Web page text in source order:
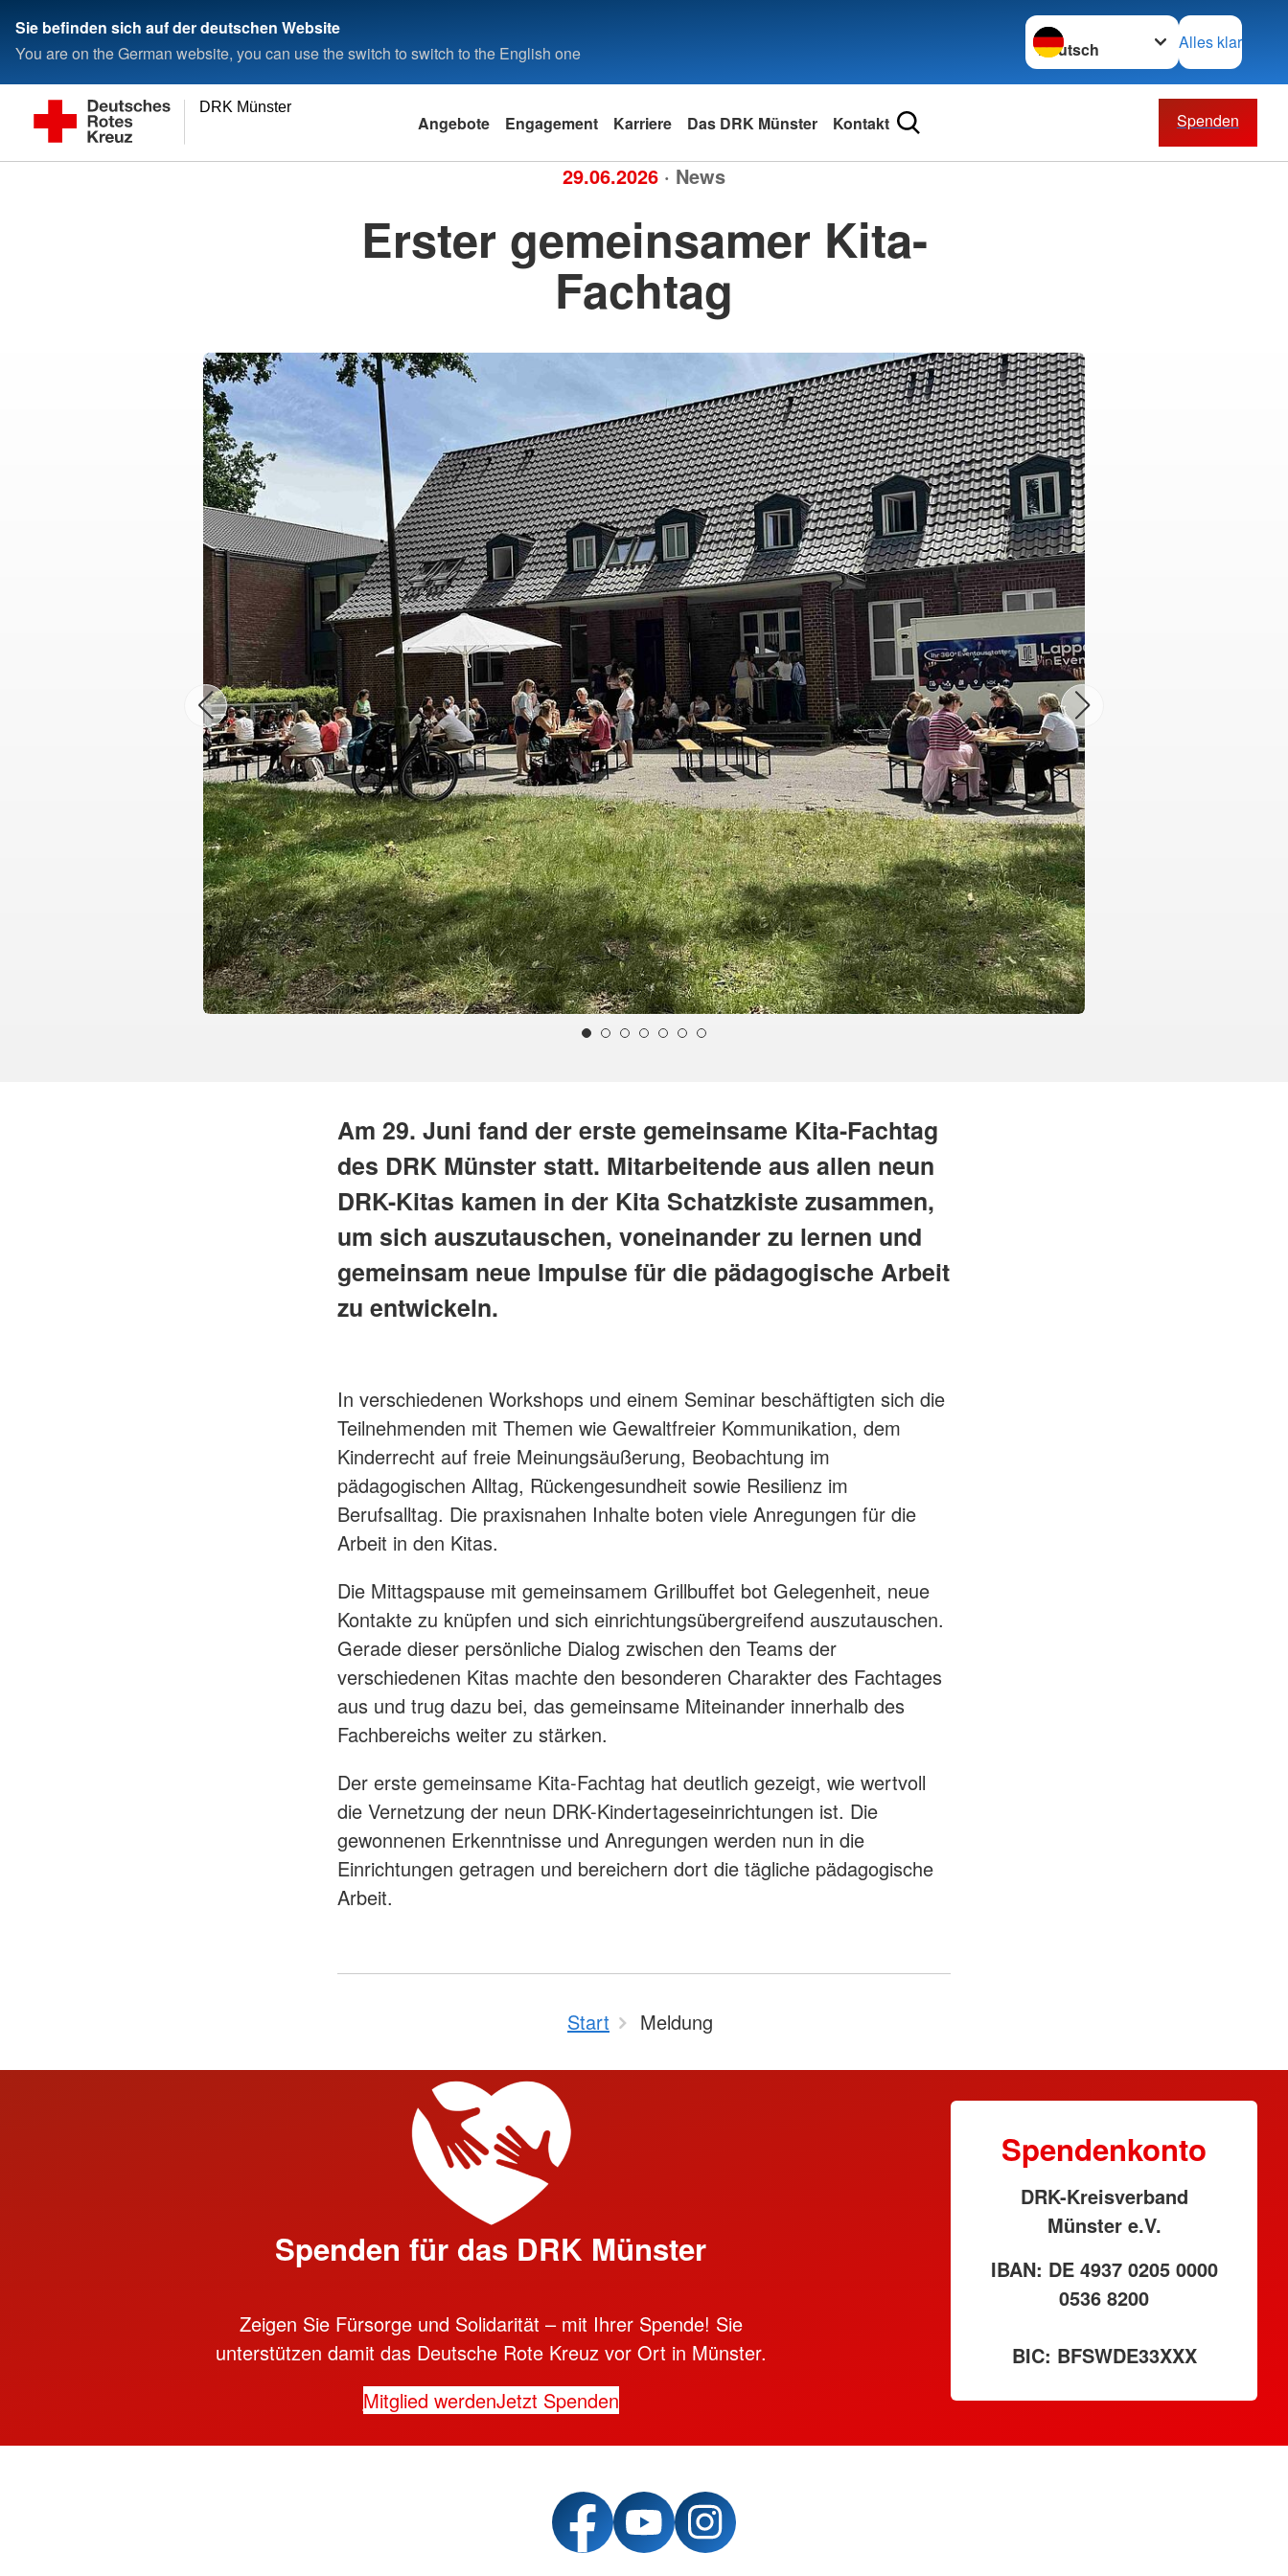
Sie befinden sich auf der deutschen Website
You are on the German website, you can use the switch to switch to the English one
Sprache wechseln zu
Alles klar
DRK Münster
Angebote Engagement Karriere Das DRK Münster Kontakt Spenden
29.06.2026 · News
Erster gemeinsamer Kita-
Fachtag
Am 29. Juni fand der erste gemeinsame Kita-Fachtag
des DRK Münster statt. Mitarbeitende aus allen neun
DRK-Kitas kamen in der Kita Schatzkiste zusammen,
um sich auszutauschen, voneinander zu lernen und
gemeinsam neue Impulse für die pädagogische Arbeit
zu entwickeln.
In verschiedenen Workshops und einem Seminar beschäftigten sich die
Teilnehmenden mit Themen wie Gewaltfreier Kommunikation, dem
Kinderrecht auf freie Meinungsäußerung, Beobachtung im
pädagogischen Alltag, Rückengesundheit sowie Resilienz im
Berufsalltag. Die praxisnahen Inhalte boten viele Anregungen für die
Arbeit in den Kitas.
Die Mittagspause mit gemeinsamem Grillbuffet bot Gelegenheit, neue
Kontakte zu knüpfen und sich einrichtungsübergreifend auszutauschen.
Gerade dieser persönliche Dialog zwischen den Teams der
verschiedenen Kitas machte den besonderen Charakter des Fachtages
aus und trug dazu bei, das gemeinsame Miteinander innerhalb des
Fachbereichs weiter zu stärken.
Der erste gemeinsame Kita-Fachtag hat deutlich gezeigt, wie wertvoll
die Vernetzung der neun DRK-Kindertageseinrichtungen ist. Die
gewonnenen Erkenntnisse und Anregungen werden nun in die
Einrichtungen getragen und bereichern dort die tägliche pädagogische
Arbeit.
Start Meldung
Spenden für das DRK Münster
Zeigen Sie Fürsorge und Solidarität – mit Ihrer Spende! Sie
unterstützen damit das Deutsche Rote Kreuz vor Ort in Münster.
Mitglied werdenJetzt Spenden
Spendenkonto
DRK-Kreisverband
Münster e.V.
IBAN: DE 4937 0205 0000
0536 8200
BIC: BFSWDE33XXX